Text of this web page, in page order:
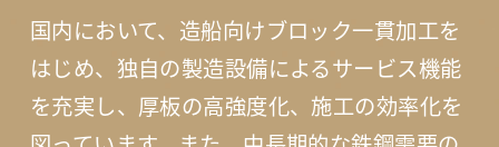
国内において、造船向けブロック一貫加工を
はじめ、独自の製造設備によるサービス機能
を充実し、厚板の高強度化、施工の効率化を